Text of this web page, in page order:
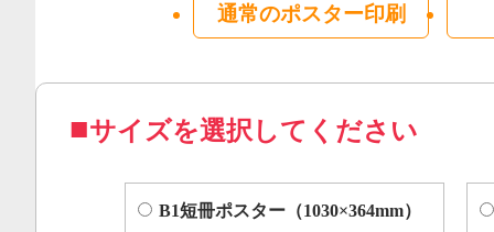
通常のポスター印刷
サイズを選択してください
B1短冊ポスター（1030×364mm）